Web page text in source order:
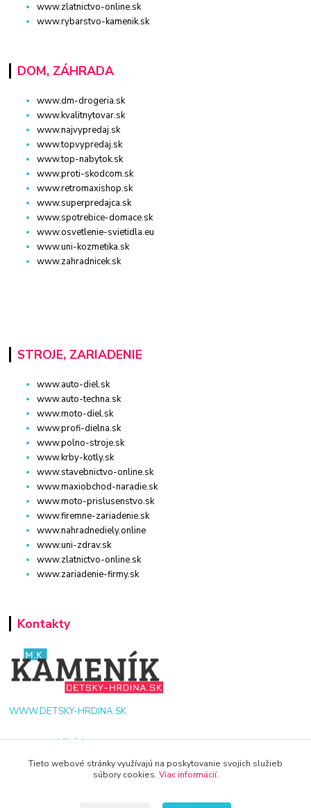
www.zlatnictvo-online.sk
www.rybarstvo-kamenik.sk
DOM, ZÁHRADA
www.dm-drogeria.sk
www.kvalitnytovar.sk
www.najvypredaj.sk
www.topvypredaj.sk
www.top-nabytok.sk
www.proti-skodcom.sk
www.retromaxishop.sk
www.superpredajca.sk
www.spotrebice-domace.sk
www.osvetlenie-svietidla.eu
www.uni-kozmetika.sk
www.zahradnicek.sk
STROJE, ZARIADENIE
www.auto-diel.sk
www.auto-techna.sk
www.moto-diel.sk
www.profi-dielna.sk
www.polno-stroje.sk
www.krby-kotly.sk
www.stavebnictvo-online.sk
www.maxiobchod-naradie.sk
www.moto-prislusenstvo.sk
www.firemne-zariadenie.sk
www.nahradnediely.online
www.uni-zdrav.sk
www.zlatnictvo-online.sk
www.zariadenie-firmy.sk
Kontakty
WWW.DETSKY-HRDINA.SK
Viktória
+421 940 949 000
Tieto webové stránky využívajú na poskytovanie svojich služieb
súbory cookies. Viac informácií.